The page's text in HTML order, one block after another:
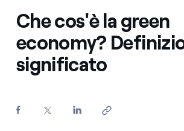
Che cos'è la green
economy?
significato